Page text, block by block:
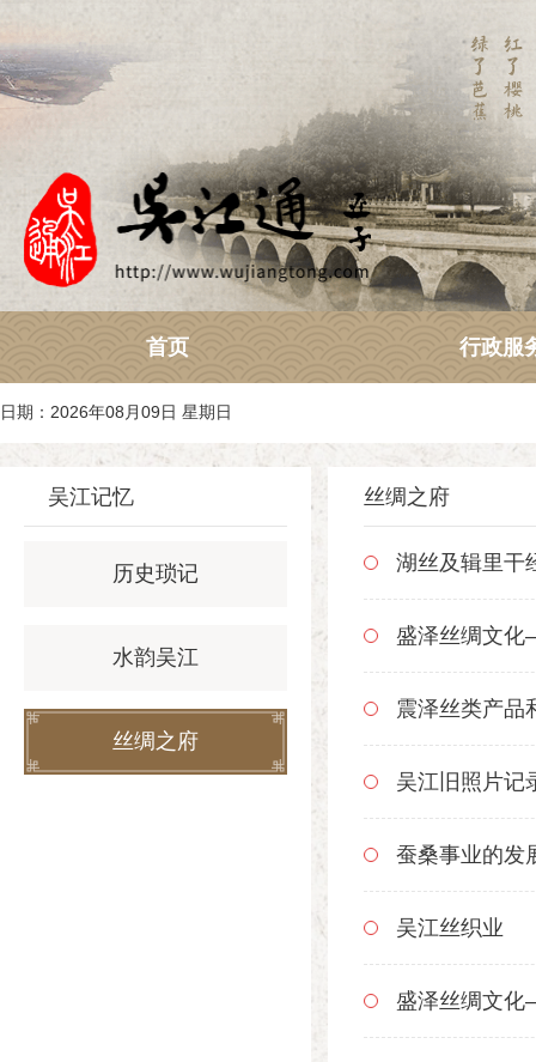
首页 行政服
日期：2026年08月09日 星期日
吴江记忆
历史琐记
水韵吴江
丝绸之府
丝绸之府
湖丝及辑里干
盛泽丝绸文
震泽丝类产品
吴江旧照片记
蚕桑事业的发
吴江丝织业
盛泽丝绸文